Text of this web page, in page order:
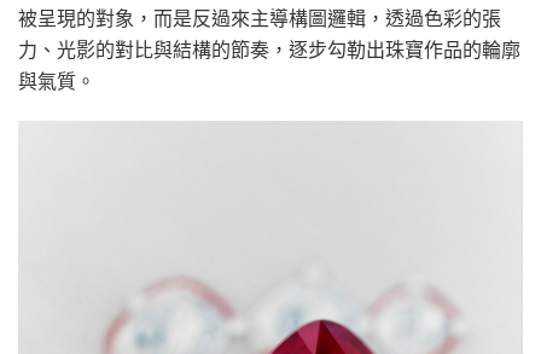
被呈現的對象，而是反過來主導構圖邏輯，透過色彩的張
力、光影的對比與結構的節奏，逐步勾勒出珠寶作品的輪廓
與氣質。